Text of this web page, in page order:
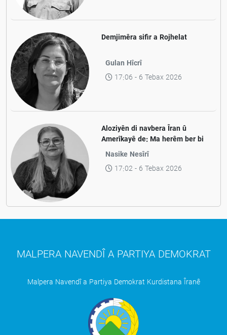
Demjimêra sifir a Rojhelat
Gulan Hîcrî
17:06 - 6 Tebax 2026
Aloziyên di navbera Îran û
Amerîkayê de: Ma herêm ber bi
aramiyê ve diçe yan jî ber bi
Nasike Nesîrî
17:02 - 6 Tebax 2026
MALPERA NAVENDÎ A PARTIYA DEMOKRAT
Malpera Navendî a Partiya Demokrat Kurdistana Îranê